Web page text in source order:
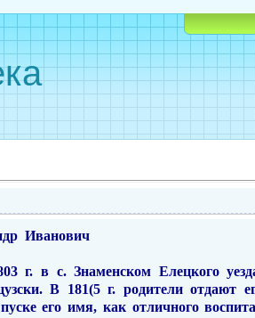
Иванович
г. в с. Знаменском Елецкого
В 181(5 г. роди­тели отдают
его имя, как отличного